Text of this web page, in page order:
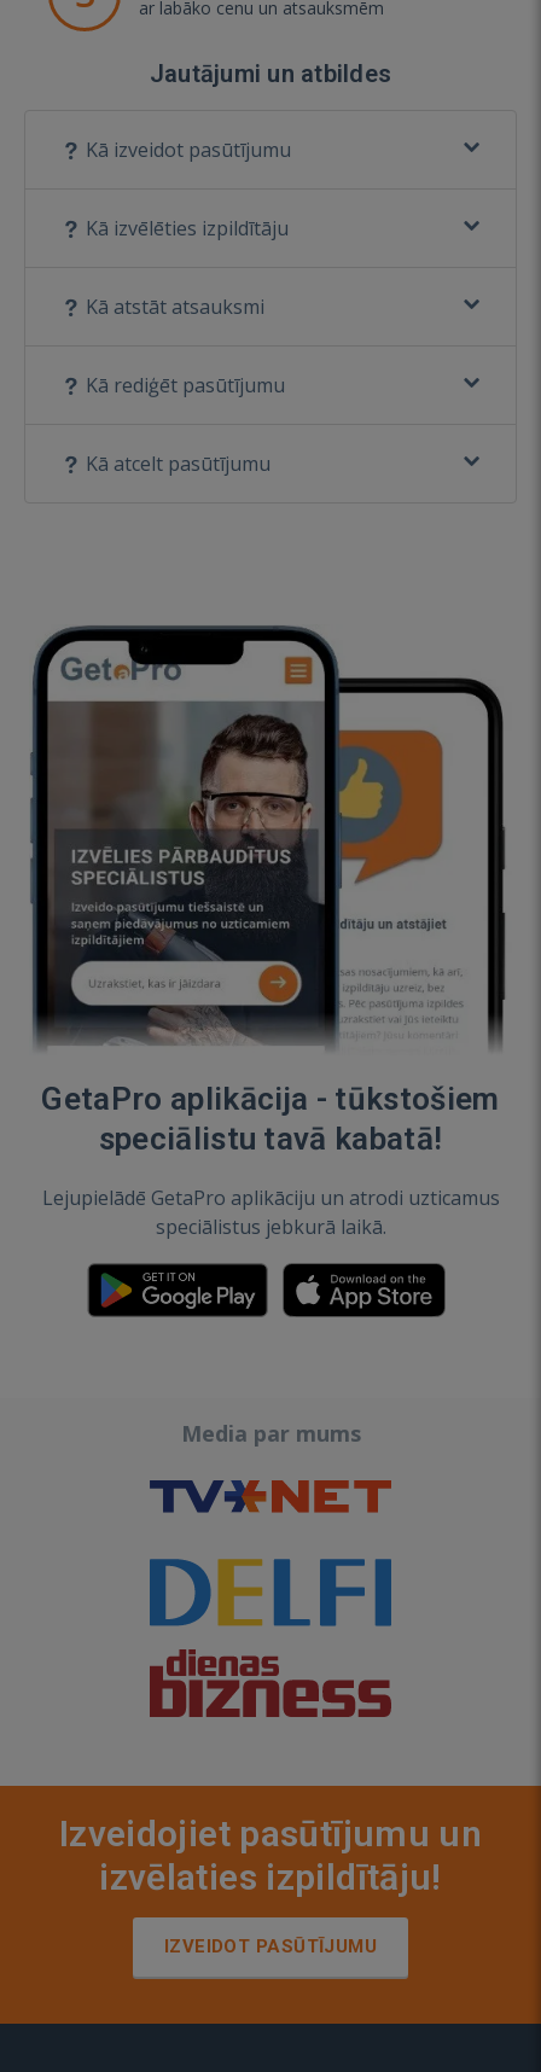
ar labāko cenu un atsauksmēm
Jautājumi un atbildes
Kā izveidot pasūtījumu
Kā izvēlēties izpildītāju
Kā atstāt atsauksmi
Kā rediģēt pasūtījumu
Kā atcelt pasūtījumu
GetaPro aplikācija - tūkstošiem
speciālistu tavā kabatā!
Lejupielādē GetaPro aplikāciju un atrodi uzticamus
speciālistus jebkurā laikā.
Media par mums
Izveidojiet pasūtījumu un
izvēlaties izpildītāju!
IZVEIDOT PASŪTĪJUMU